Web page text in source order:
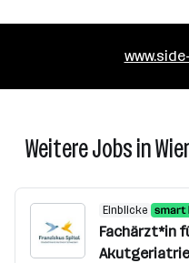
Weitere Jobs in
Einblicke
Fachärzt*in
Akutgeriatrie